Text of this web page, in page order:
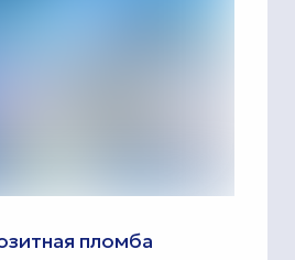
пломба